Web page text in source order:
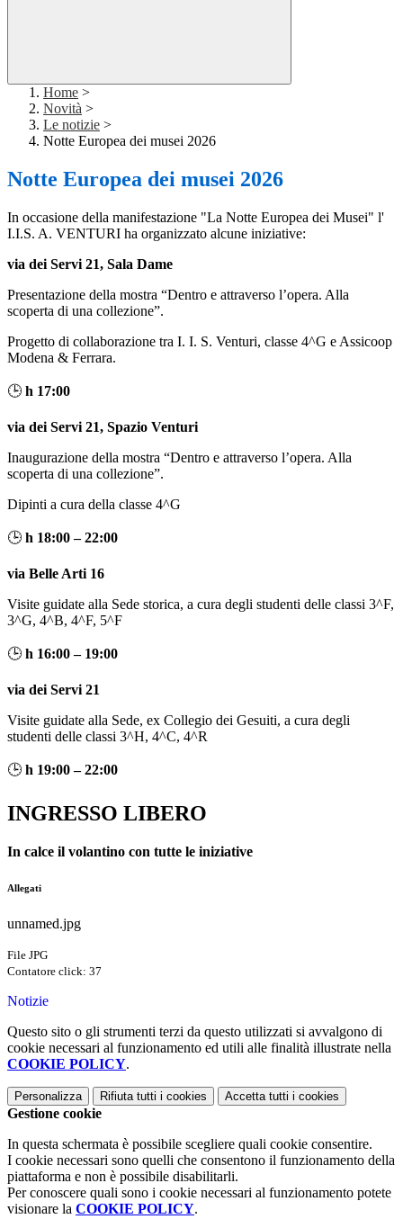
Home >
Novità >
Le notizie >
Notte Europea dei musei 2026
Notte Europea dei musei 2026
In occasione della manifestazione "La Notte Europea dei Musei" l'
I.I.S. A. VENTURI ha organizzato alcune iniziative:
via dei Servi 21, Sala Dame
Presentazione della mostra “Dentro e attraverso l’opera. Alla
scoperta di una collezione”.
Progetto di collaborazione tra I. I. S. Venturi, classe 4^G e Assicoop
Modena & Ferrara.
🕒 h 17:00
via dei Servi 21, Spazio Venturi
Inaugurazione della mostra “Dentro e attraverso l’opera. Alla
scoperta di una collezione”.
Dipinti a cura della classe 4^G
🕒 h 18:00 – 22:00
via Belle Arti 16
Visite guidate alla Sede storica, a cura degli studenti delle classi 3^F,
3^G, 4^B, 4^F, 5^F
🕒 h 16:00 – 19:00
via dei Servi 21
Visite guidate alla Sede, ex Collegio dei Gesuiti, a cura degli
studenti delle classi 3^H, 4^C, 4^R
🕒 h 19:00 – 22:00
INGRESSO LIBERO
In calce il volantino con tutte le iniziative
Allegati
unnamed.jpg
File JPG
Contatore click: 37
Notizie
Questo sito o gli strumenti terzi da questo utilizzati si avvalgono di
cookie necessari al funzionamento ed utili alle finalità illustrate nella
COOKIE POLICY.
Personalizza Rifiuta tutti i cookies Accetta tutti i cookies
Gestione cookie
In questa schermata è possibile scegliere quali cookie consentire.
I cookie necessari sono quelli che consentono il funzionamento della
piattaforma e non è possibile disabilitarli.
Per conoscere quali sono i cookie necessari al funzionamento potete
visionare la COOKIE POLICY.